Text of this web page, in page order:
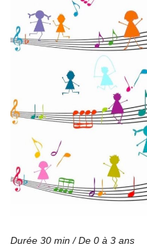
Durée 30 min / De 0 à 3 ans